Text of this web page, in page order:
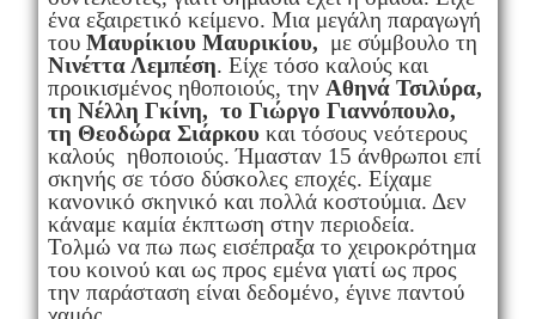
ένα εξαιρετικό κείμενο. Μια μεγάλη παραγωγή
του Μαυρίκιου Μαυρικίου, με σύμβουλο τη
Νινέττα Λεμπέση. Είχε τόσο καλούς και
προικισμένος ηθοποιούς, την Αθηνά Τσιλύρα,
τη Νέλλη Γκίνη, το Γιώργο Γιαννόπουλο,
τη Θεοδώρα Σιάρκουκαι τόσους νεότερους
καλούς ηθοποιούς. Ήμασταν 15 άνθρωποι επί
σκηνής σε τόσο δύσκολες εποχές. Είχαμε
κανονικό σκηνικό και πολλά κοστούμια. Δεν
κάναμε καμία έκπτωση στην περιοδεία.
Τολμώ να πω πως εισέπραξα το χειροκρότημα
του κοινού και ως προς εμένα γιατί ως προς
την παράσταση είναι δεδομένο, έγινε παντού